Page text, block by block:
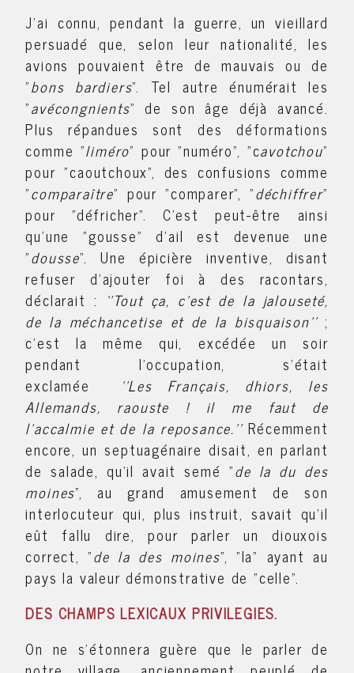
J'ai connu, pendant la guerre, un vieillard
persuadé que, selon leur nationalité, les
avions pouvaient être de mauvais ou de
"bons bardiers". Tel autre énumérait les
"avécongnients" de son âge déjà avancé.
Plus répandues sont des déformations
comme "liméro" pour "numéro", "cavotchou"
pour "caoutchoux", des confusions comme
"comparaître" pour "comparer", "déchiffrer"
pour "défricher". C'est peut-être ainsi
qu'une "gousse" d'ail est devenue une
"dousse". Une épicière inventive, disant
refuser d’ajouter foi à des racontars,
déclarait : ‘’Tout ça, c’est de la jalouseté,
de la méchancetise et de la bisquaison’’;
c’est la même qui, excédée un soir
pendant l’occupation, s’était
exclamée
‘’Les Français, dhiors, les
Allemands, raouste ! il me faut de
l’accalmie et de la reposance.’’Récemment
encore, un septuagénaire disait, en parlant
de salade, qu'il avait semé "de la du des
moines", au grand amusement de son
interlocuteur qui, plus instruit, savait qu'il
eût fallu dire, pour parler un diouxois
correct, "de la des moines", "la" ayant au
pays la valeur démonstrative de "celle".
DES CHAMPS LEXICAUX PRIVILEGIES.
On ne s'étonnera guère que le parler de